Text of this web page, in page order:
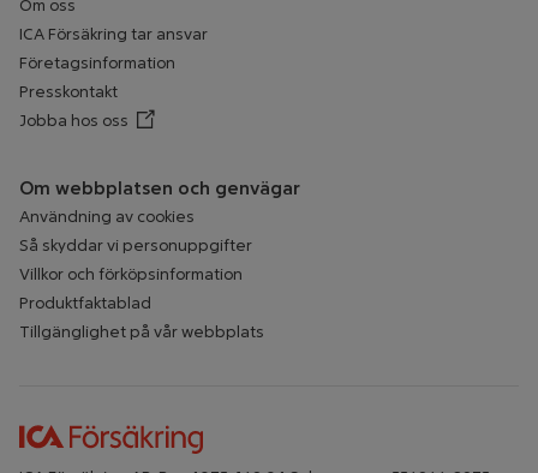
Om oss
ICA Försäkring tar ansvar
Företagsinformation
Presskontakt
Jobba hos oss Öppnar annan webbplats
Om webbplatsen och genvägar
Användning av cookies
Så skyddar vi personuppgifter
Villkor och förköpsinformation
Produktfaktablad
Tillgänglighet på vår webbplats